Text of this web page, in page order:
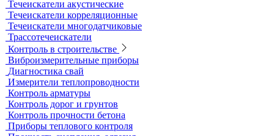
Датчики к толщиномерам покрытий
Абразиометры
Блескомеры, колориметры
Контроль герметичности
Вакуумные рамки
Вакуумные установки
Портативные гелиевые течеискатели